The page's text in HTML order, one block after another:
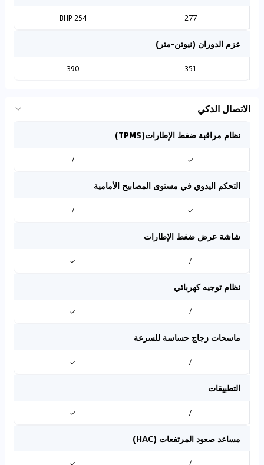
277
254 BHP
عزم الدوران (نيوتن-متر)
351
390
الاتصال الذكي
نظام مراقبة ضغط الإطارات(TPMS)
✓
/
التحكم اليدوي في مستوى المصابيح الأمامية
✓
/
شاشة عرض ضغط الإطارات
/
✓
نظام توجيه كهربائي
/
✓
ماسحات زجاج حساسة للسرعة
/
✓
التطبيقات
/
✓
مساعد صعود المرتفعات (HAC)